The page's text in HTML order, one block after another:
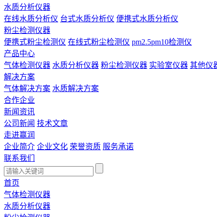
水质分析仪器
在线水质分析仪 台式水质分析仪 便携式水质分析仪
粉尘检测仪器
便携式粉尘检测仪 在线式粉尘检测仪 pm2.5pm10检测仪
产品中心
气体检测仪器 水质分析仪器 粉尘检测仪器 实验室仪器 其他仪
解决方案
气体解决方案 水质解决方案
合作企业
新闻资讯
公司新闻 技术文章
走进赢润
企业简介 企业文化 荣誉资质 服务承诺
联系我们
首页
气体检测仪器
水质分析仪器